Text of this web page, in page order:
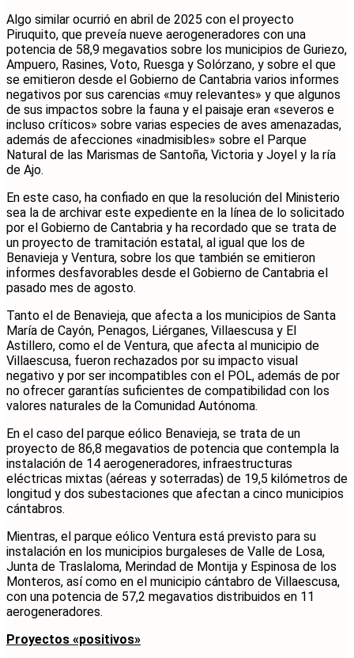
Algo similar ocurrió en abril de 2025 con el proyecto
Piruquito, que preveía nueve aerogeneradores con una
potencia de 58,9 megavatios sobre los municipios de Guriezo,
Ampuero, Rasines, Voto, Ruesga y Solórzano, y sobre el que
se emitieron desde el Gobierno de Cantabria varios informes
negativos por sus carencias «muy relevantes» y que algunos
de sus impactos sobre la fauna y el paisaje eran «severos e
incluso críticos» sobre varias especies de aves amenazadas,
además de afecciones «inadmisibles» sobre el Parque
Natural de las Marismas de Santoña, Victoria y Joyel y la ría
de Ajo.
En este caso, ha confiado en que la resolución del Ministerio
sea la de archivar este expediente en la línea de lo solicitado
por el Gobierno de Cantabria y ha recordado que se trata de
un proyecto de tramitación estatal, al igual que los de
Benavieja y Ventura, sobre los que también se emitieron
informes desfavorables desde el Gobierno de Cantabria el
pasado mes de agosto.
Tanto el de Benavieja, que afecta a los municipios de Santa
María de Cayón, Penagos, Liérganes, Villaescusa y El
Astillero, como el de Ventura, que afecta al municipio de
Villaescusa, fueron rechazados por su impacto visual
negativo y por ser incompatibles con el POL, además de por
no ofrecer garantías suficientes de compatibilidad con los
valores naturales de la Comunidad Autónoma.
En el caso del parque eólico Benavieja, se trata de un
proyecto de 86,8 megavatios de potencia que contempla la
instalación de 14 aerogeneradores, infraestructuras
eléctricas mixtas (aéreas y soterradas) de 19,5 kilómetros de
longitud y dos subestaciones que afectan a cinco municipios
cántabros.
Mientras, el parque eólico Ventura está previsto para su
instalación en los municipios burgaleses de Valle de Losa,
Junta de Traslaloma, Merindad de Montija y Espinosa de los
Monteros, así como en el municipio cántabro de Villaescusa,
con una potencia de 57,2 megavatios distribuidos en 11
aerogeneradores.
Proyectos «positivos»